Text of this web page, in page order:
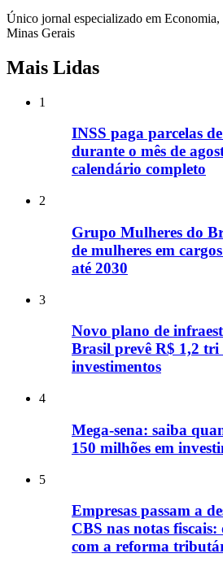
Único jornal especializado em Economia,
Minas Gerais
Mais Lidas
1
INSS paga parcelas
durante o mês de
calendário completo
2
Grupo Mulheres do
de mulheres em
até 2030
3
Novo plano de
Brasil prevê R$ 1,2 tri
investimentos
4
Mega-sena: saiba
150 milhões em
5
Empresas passam a
CBS nas notas
com a reforma